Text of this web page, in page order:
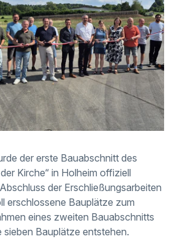
der erste Bauabschnitt des
Kirche“ in Holheim offiziell
der Erschließungsarbeiten
erschlossene Bauplätze zum
eines zweiten Bauabschnitts
Bauplätze entstehen.